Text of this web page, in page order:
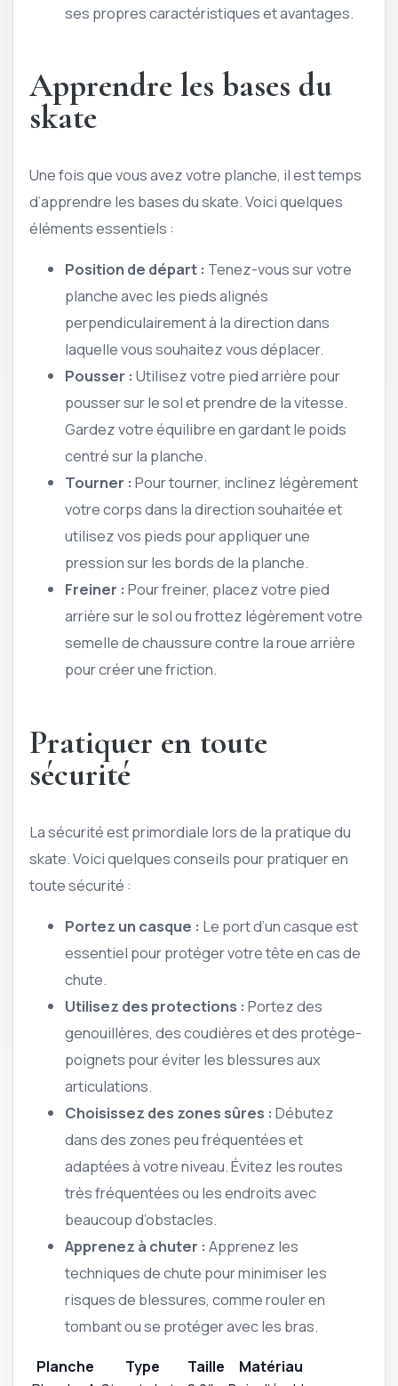
ses propres caractéristiques et avantages.
Apprendre les bases du
skate
Une fois que vous avez votre planche, il est temps
d’apprendre les bases du skate. Voici quelques
éléments essentiels :
Position de départ : Tenez-vous sur votre
planche avec les pieds alignés
perpendiculairement à la direction dans
laquelle vous souhaitez vous déplacer.
Pousser : Utilisez votre pied arrière pour
pousser sur le sol et prendre de la vitesse.
Gardez votre équilibre en gardant le poids
centré sur la planche.
Tourner : Pour tourner, inclinez légèrement
votre corps dans la direction souhaitée et
utilisez vos pieds pour appliquer une
pression sur les bords de la planche.
Freiner : Pour freiner, placez votre pied
arrière sur le sol ou frottez légèrement votre
semelle de chaussure contre la roue arrière
pour créer une friction.
Pratiquer en toute
sécurité
La sécurité est primordiale lors de la pratique du
skate. Voici quelques conseils pour pratiquer en
toute sécurité :
Portez un casque : Le port d’un casque est
essentiel pour protéger votre tête en cas de
chute.
Utilisez des protections : Portez des
genouillères, des coudières et des protège-
poignets pour éviter les blessures aux
articulations.
Choisissez des zones sûres : Débutez
dans des zones peu fréquentées et
adaptées à votre niveau. Évitez les routes
très fréquentées ou les endroits avec
beaucoup d’obstacles.
Apprenez à chuter : Apprenez les
techniques de chute pour minimiser les
risques de blessures, comme rouler en
tombant ou se protéger avec les bras.
Planche Type Taille
Matériau